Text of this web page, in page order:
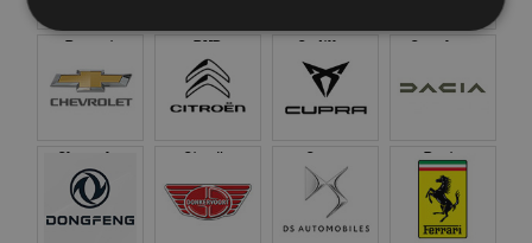
Bugatti BYD Cadillac Caterham
Chevrolet Citroën Cupra Dacia
Strikt noodzakelijk Prestatie
Targeting
Functioneel
Niet-geclassificeerd
Strikt noodzakelijke cookies maken de
kernfunctionaliteiten van de website mogelijk, zoals
gebruikersaanmelding en accountbeheer. De
website kan niet goed worden gebruikt zonder de